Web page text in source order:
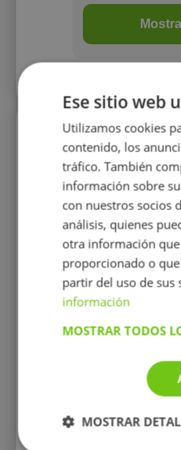
Perfiles vistos
Clara
Graduada en
escolar a
ESO.
en ELE
español para
Ese sitio web
Utilizamos cookies
contenido, los
tráfico. También
información sobre
con nuestros socios
análisis, quienes
otra información
proporcionado o
partir del uso de sus
información
MOSTRAR TODOS
MOSTRAR